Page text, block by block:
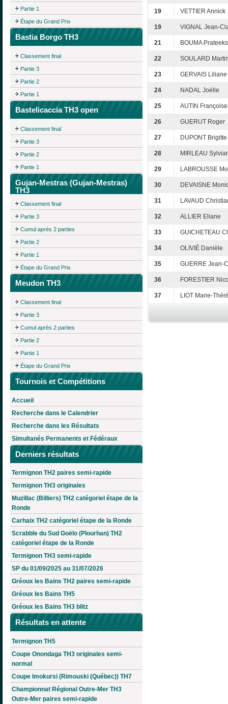
Partie 1
Étape du Grand Prix
Bastia Borgo TH3
Classement final
Partie 3
Partie 2
Partie 1
Bastelicaccia TH3 open
Classement final
Partie 3
Partie 2
Partie 1
Gujan-Mestras (Gujan-Mestras)
TH3
Classement final
Partie 3
Cumul après 2 parties
Partie 2
Partie 1
Étape du Grand Prix
Meudon TH3
Classement final
Partie 3
Cumul après 2 parties
Partie 2
Partie 1
Étape du Grand Prix
Tournois et Compétitions
Accueil
Recherche dans le Calendrier
Recherche dans les Résultats
Simultanés Permanents et Fédéraux
Derniers résultats
Termignon TH2 paires semi-rapide
Termignon TH3 originales
Muzillac (Billiers) TH2 catégoriel étape de la
Ronde
Carhaix TH2 catégoriel étape de la Ronde
Scrabble du Sud Goëlo (Plourhan) TH2
catégoriel étape de la Ronde
Termignon TH3 semi-rapide
SP du 01/09/2025 au 31/07/2026
Gréoux les Bains TH2 paires semi-rapide
Gréoux les Bains TH5
Gréoux les Bains TH3 blitz
Résultats en attente
Termignon TH5
Coupe Onondaga TH3 originales semi-
normal
Coupe Imokursi (Rimouski (Québec)) TH7
Championnat Régional Outre-Mer TH3
Outre-Mer paires semi-rapide
19 VETTIER Annick
19 VIGNAL Jean-
21 BOUMA
22 SOULARD
23 GERVAIS Liliane
24 NADAL Joëlle
25 AUTIN Françoise
26 GUERUT Roger
27 DUPONT Brigitte
28 MIRLEAU
29 LABROUSSE
30 DEVAISNE
31 LAVAUD
32 ALLIER Eliane
33 GUICHETEAU
34 OLIVIÉ Danièle
35 GUERRE Jean-
36 FORESTIER
37 LIOT Marie-